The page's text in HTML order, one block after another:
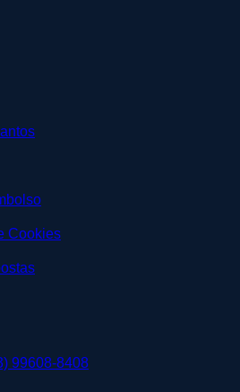
Cookies
99608-8408